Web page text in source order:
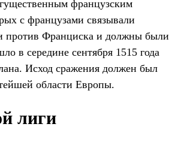
французским
с французами связывали
против Франциска и должны были
в середине сентября 1515 года
Исход сражения должен был
области Европы.
лиги